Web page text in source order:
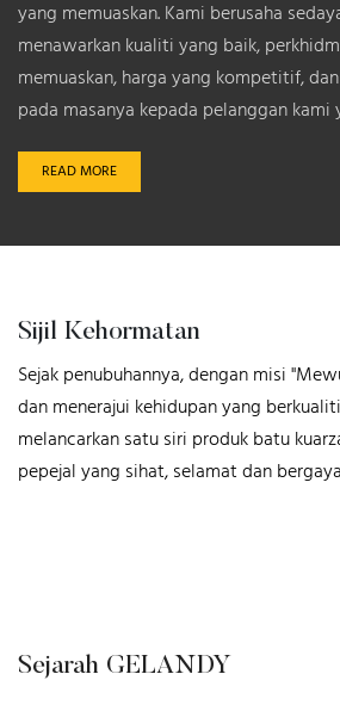
yang memuaskan. Kami berusaha
menawarkan kualiti yang baik,
memuaskan, harga yang kompetitif,
pada masanya kepada pelanggan kami
READ MORE
Sijil Kehormatan
Sejak penubuhannya, dengan misi
dan menerajui kehidupan yang
melancarkan satu siri produk batu
pepejal yang sihat, selamat dan
Sejarah GELANDY